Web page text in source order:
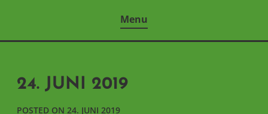
Menu
24. JUNI 2019
POSTED ON 24. JUNI 2019